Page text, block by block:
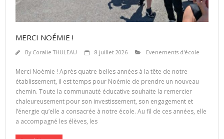
MERCI NOÉMIE !
By Coralie THULEAU 8 juillet 2026 Evenements d'école
Merci Noémie ! Après quatre belles années à la tête de notre
établissement, il est temps pour Noémie de prendre un nouveau
chemin. Toute la communauté éducative souhaite la remercier
chaleureusement pour son investissement, son engagement et
l’énergie qu’elle a consacrée à notre école. Au fil de ces années, elle
a accompagné les élèves, les